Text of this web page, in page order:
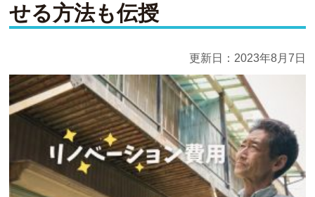
外壁塗装
コラム一覧
せる方法も伝授
更新日： 2023年8月7日